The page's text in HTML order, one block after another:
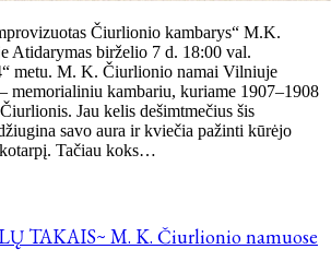
Čiurlionio kambarys“ M.K.
Atidarymas birželio 7 d. 18:00 val.
metu. M. K. Čiurlionio namai Vilniuje
memorialiniu kambariu, kuriame 1907–1908
Jau kelis dešimtmečius šis
savo aura ir kviečia pažinti kūrėjo
Tačiau koks…
TAKAIS~ M. K. Čiurlionio namuose